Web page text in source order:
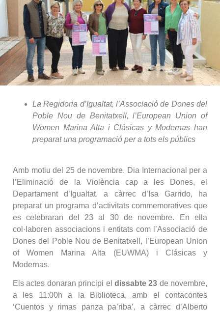
La Regidoria d’Igualtat, l’Associació de Dones del
Poble Nou de Benitatxell, l’European Union of
Women Marina Alta i Clásicas y Modernas han
preparat una programació per a tots els públics
Amb motiu del 25 de novembre, Dia Internacional per a
l’Eliminació de la Violència cap a les Dones, el
Departament d’Igualtat, a càrrec d’Isa Garrido, ha
preparat un programa d’activitats commemoratives que
es celebraran del 23 al 30 de novembre. En ella
col·laboren associacions i entitats com l’Associació de
Dones del Poble Nou de Benitatxell, l’European Union
of Women Marina Alta (EUWMA) i Clásicas y
Modernas.
Els actes donaran principi el dissabte 23 de novembre,
a les 11:00h a la Biblioteca, amb el contacontes
‘Cuentos y rimas panza pa’riba’, a càrrec d’Alberto